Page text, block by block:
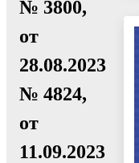
№ 3800,
от
28.08.2023
№ 4824,
от
11.09.2023